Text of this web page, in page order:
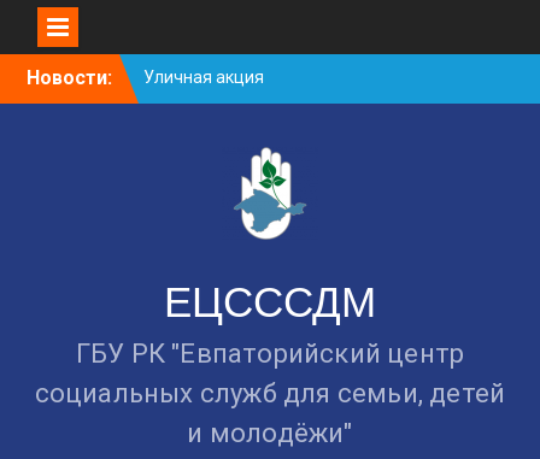
SkipНовости:
Наркотикам — НЕТ!»
Занятие в рамках школы
Cоциологический опрос
граждан старше 55 лет по
вопросам занятости
ЕЦСССДМ
ГБУ РК "Евпаторийский центр
социальных служб для семьи, детей
и молодёжи"